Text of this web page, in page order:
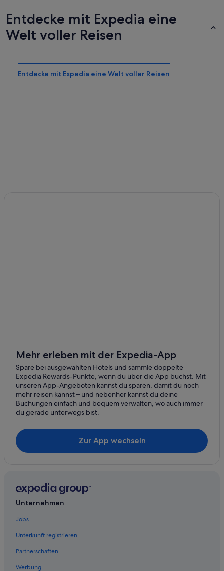
Entdecke mit Expedia eine
Welt voller Reisen
Entdecke mit Expedia eine Welt voller Reisen
Mehr erleben mit der Expedia-App
Spare bei ausgewählten Hotels und sammle doppelte
Expedia Rewards-Punkte, wenn du über die App buchst. Mit
unseren App-Angeboten kannst du sparen, damit du noch
mehr reisen kannst – und nebenher kannst du deine
Buchungen einfach und bequem verwalten, wo auch immer
du gerade unterwegs bist.
Zur App wechseln
Unternehmen
Jobs
Unterkunft registrieren
Partnerschaften
Werbung